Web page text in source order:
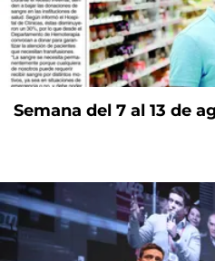
Semana del 7 al 13 de